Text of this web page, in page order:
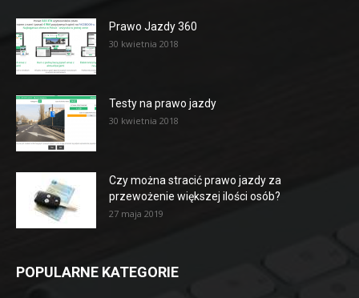
Prawo Jazdy 360
30 kwietnia 2018
Testy na prawo jazdy
30 kwietnia 2018
Czy można stracić prawo jazdy za
przewożenie większej ilości osób?
27 maja 2019
POPULARNE KATEGORIE